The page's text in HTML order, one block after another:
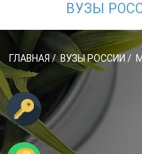
ВУЗЫ
ГЛАВНАЯ/ ВУЗЫ РОССИИ /